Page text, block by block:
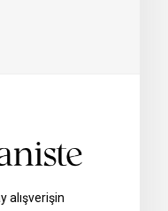
alışverişin